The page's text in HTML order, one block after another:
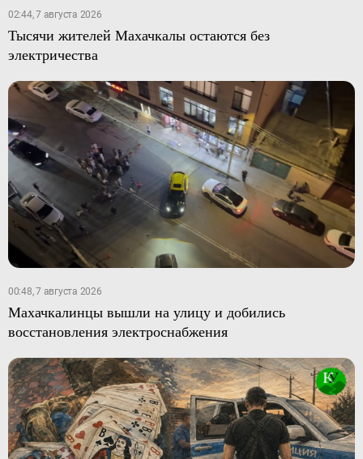
02:44, 7 августа 2026
Тысячи жителей Махачкалы остаются без
электричества
00:48, 7 августа 2026
Махачкалинцы вышли на улицу и добились
восстановления электроснабжения